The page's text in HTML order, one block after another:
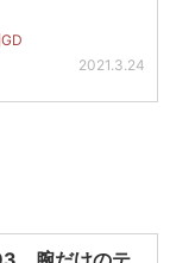
2021.3.24